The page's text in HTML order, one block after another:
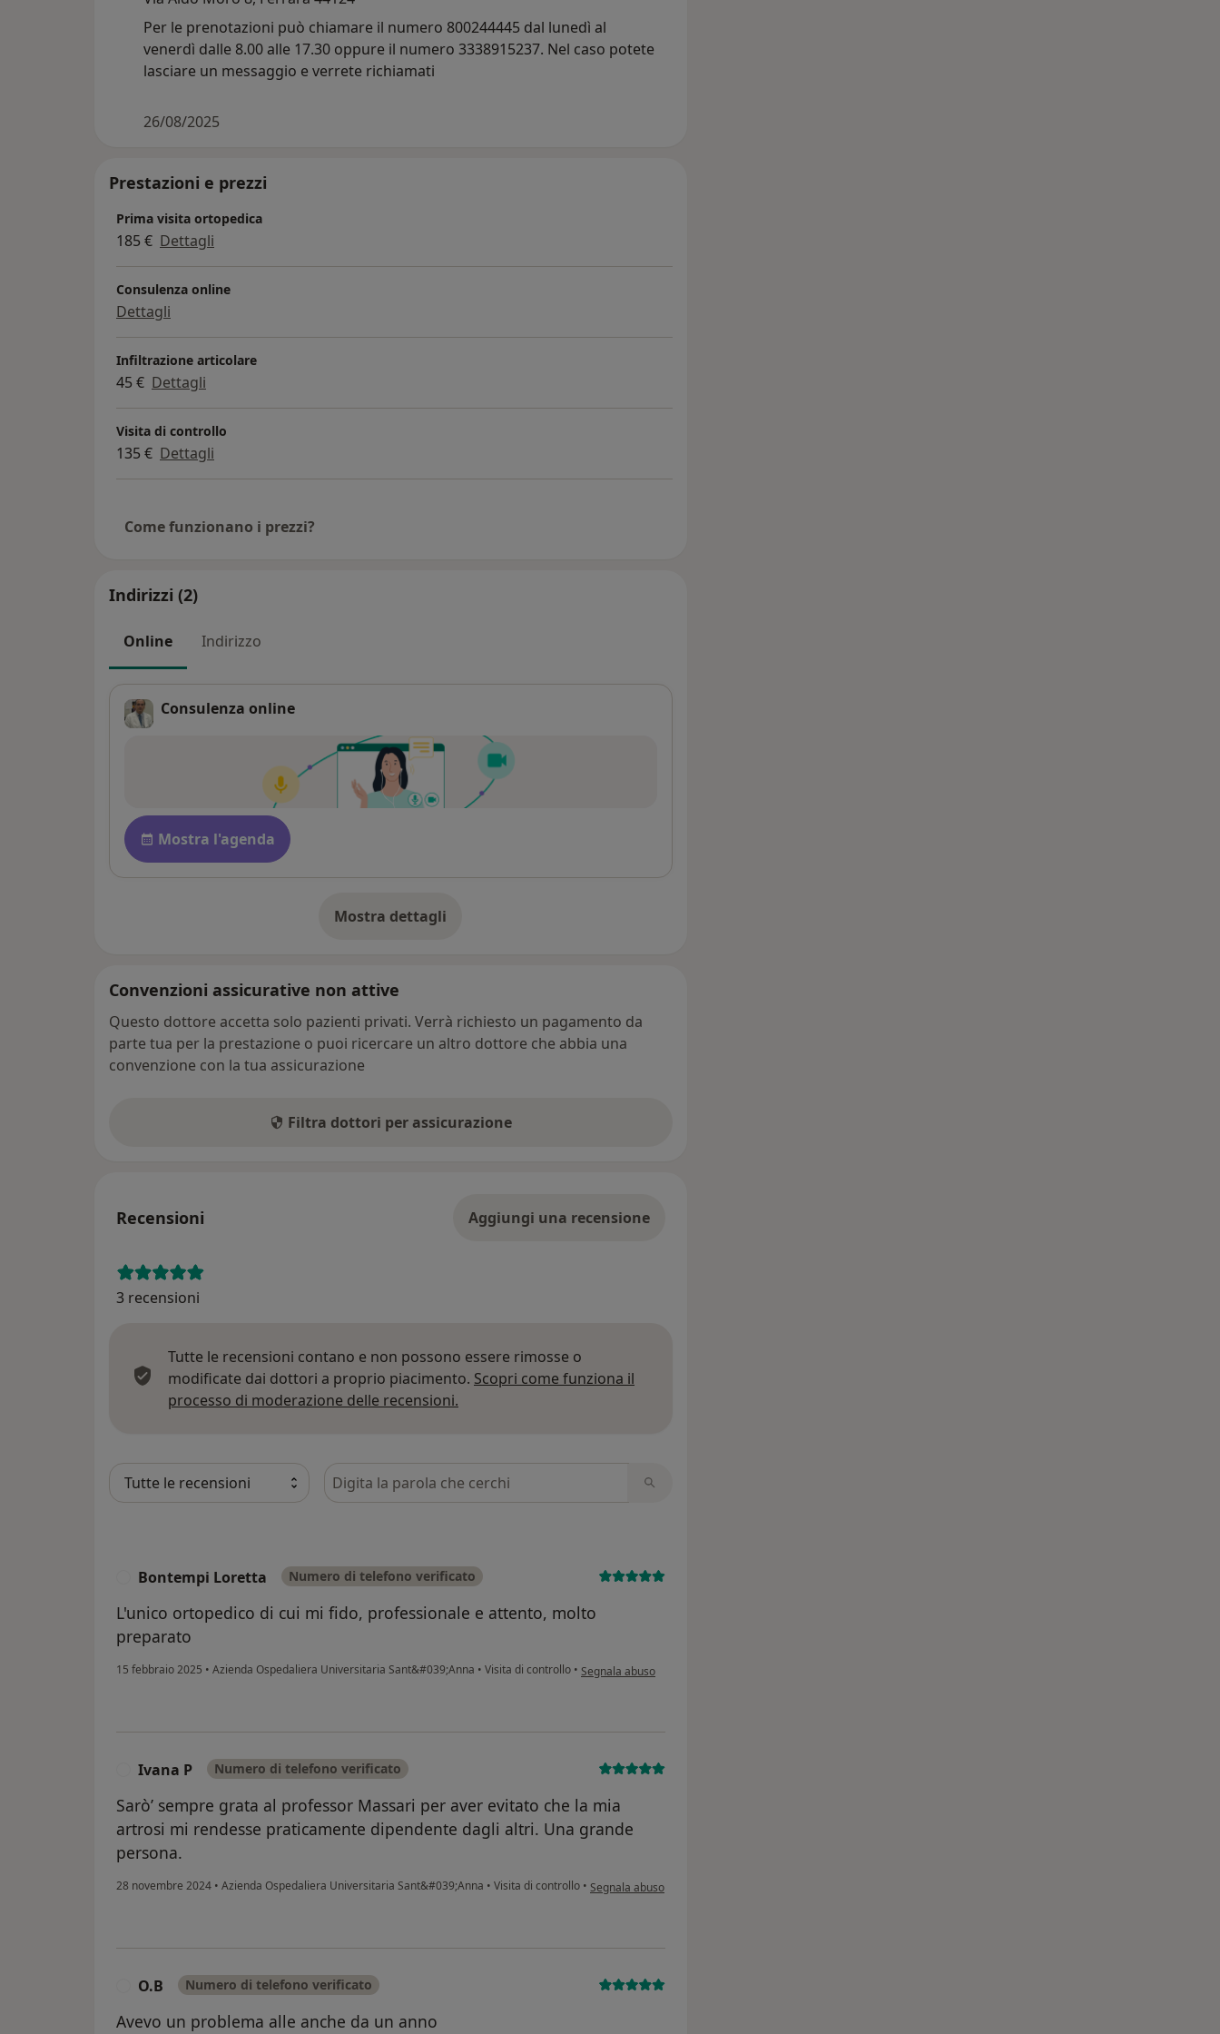
Per le prenotazioni può chiamare il numero 800244445 dal lunedì al
venerdì dalle 8.00 alle 17.30 oppure il numero 3338915237. Nel caso potete
lasciare un messaggio e verrete richiamati
26/08/2025
Prestazioni e prezzi
Prima visita ortopedica
185 € Dettagli
Consulenza online
Dettagli
Infiltrazione articolare
45 € Dettagli
Visita di controllo
135 € Dettagli
Come funzionano i prezzi?
Indirizzi (2)
Online Indirizzo
Consulenza online
Disponibilità
Mostra l'agenda
Mostra dettagli
sull'indirizzo
Convenzioni assicurative non attive
Questo dottore accetta solo pazienti privati. Verrà richiesto un pagamento da
parte tua per la prestazione o puoi ricercare un altro dottore che abbia una
convenzione con la tua assicurazione
Filtra dottori per assicurazione
Recensioni Aggiungi una recensione
3 recensioni
Tutte le recensioni contano e non possono essere rimosse o
modificate dai dottori a proprio piacimento. Scopri come funziona il
processo di moderazione delle recensioni.
Cerca nelle recensioni
Bontempi Loretta Numero di telefono verificato
L'unico ortopedico di cui mi fido, professionale e attento, molto
preparato
15 febbraio 2025 • Azienda Ospedaliera Universitaria Sant&#039;Anna • Visita di controllo • secondo l'opinione dell'utente Bontempi Loretta
Segnala abuso
Ivana P Numero di telefono verificato
Sarò’ sempre grata al professor Massari per aver evitato che la mia
artrosi mi rendesse praticamente dipendente dagli altri. Una grande
persona.
28 novembre 2024 • Azienda Ospedaliera Universitaria Sant&#039;Anna • Visita di controllo • secondo l'opinione dell'utente Ivana P
Segnala abuso
O.B Numero di telefono verificato
Avevo un problema alle anche da un anno